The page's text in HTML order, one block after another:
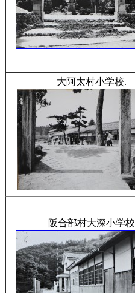
大阿太村小学校.
阪合部村大深小学校